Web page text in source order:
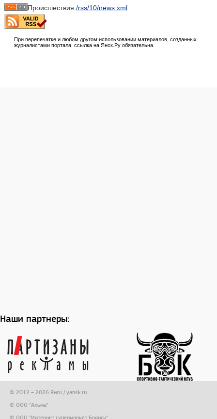
Происшествия /rss/10/news.xml
При перепечатке и любом другом использовании материалов, созданных
журналистами портала, ссылка на Янск.Ру обязательна.
Наши партнеры:
© 2012 – 2026 Янск / yansk.ru
© ООО "Альма"
© ООО "Интернет супермаркет Брянск"